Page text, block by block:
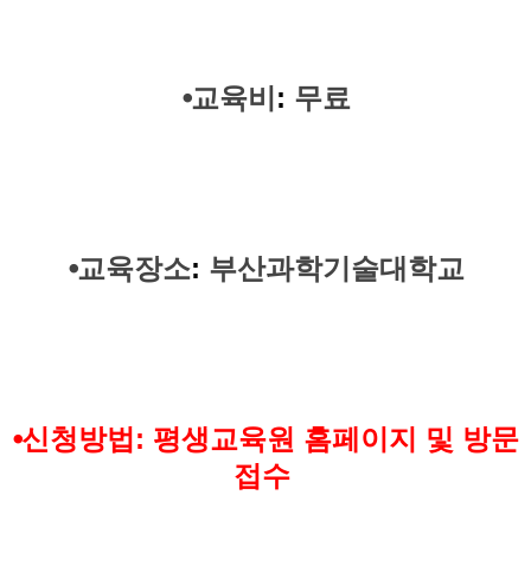
⦁교육비 : 무료
⦁교육장소: 부산과학기술대학교
⦁신청방법 : 평생교육원 홈페이지 및 방문
접수